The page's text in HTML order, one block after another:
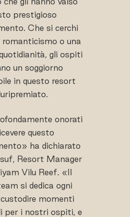
prestigioso
Che si cerchi
romanticismo o una
gli ospiti
un soggiorno
in questo resort
onorati
questo
ha dichiarato
Resort Manager
Vilu Reef. «Il
si dedica ogni
momenti
per i nostri ospiti, e